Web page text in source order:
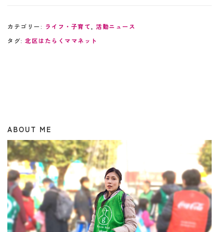
カテゴリー: ライフ・子育て, 活動ニュース
タグ: 北区はたらくママネット
ABOUT ME